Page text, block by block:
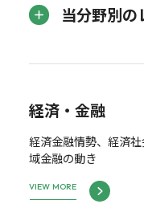
当分野別の
経済・金融
経済金融情勢、経済
域金融の動き
VIEW MORE